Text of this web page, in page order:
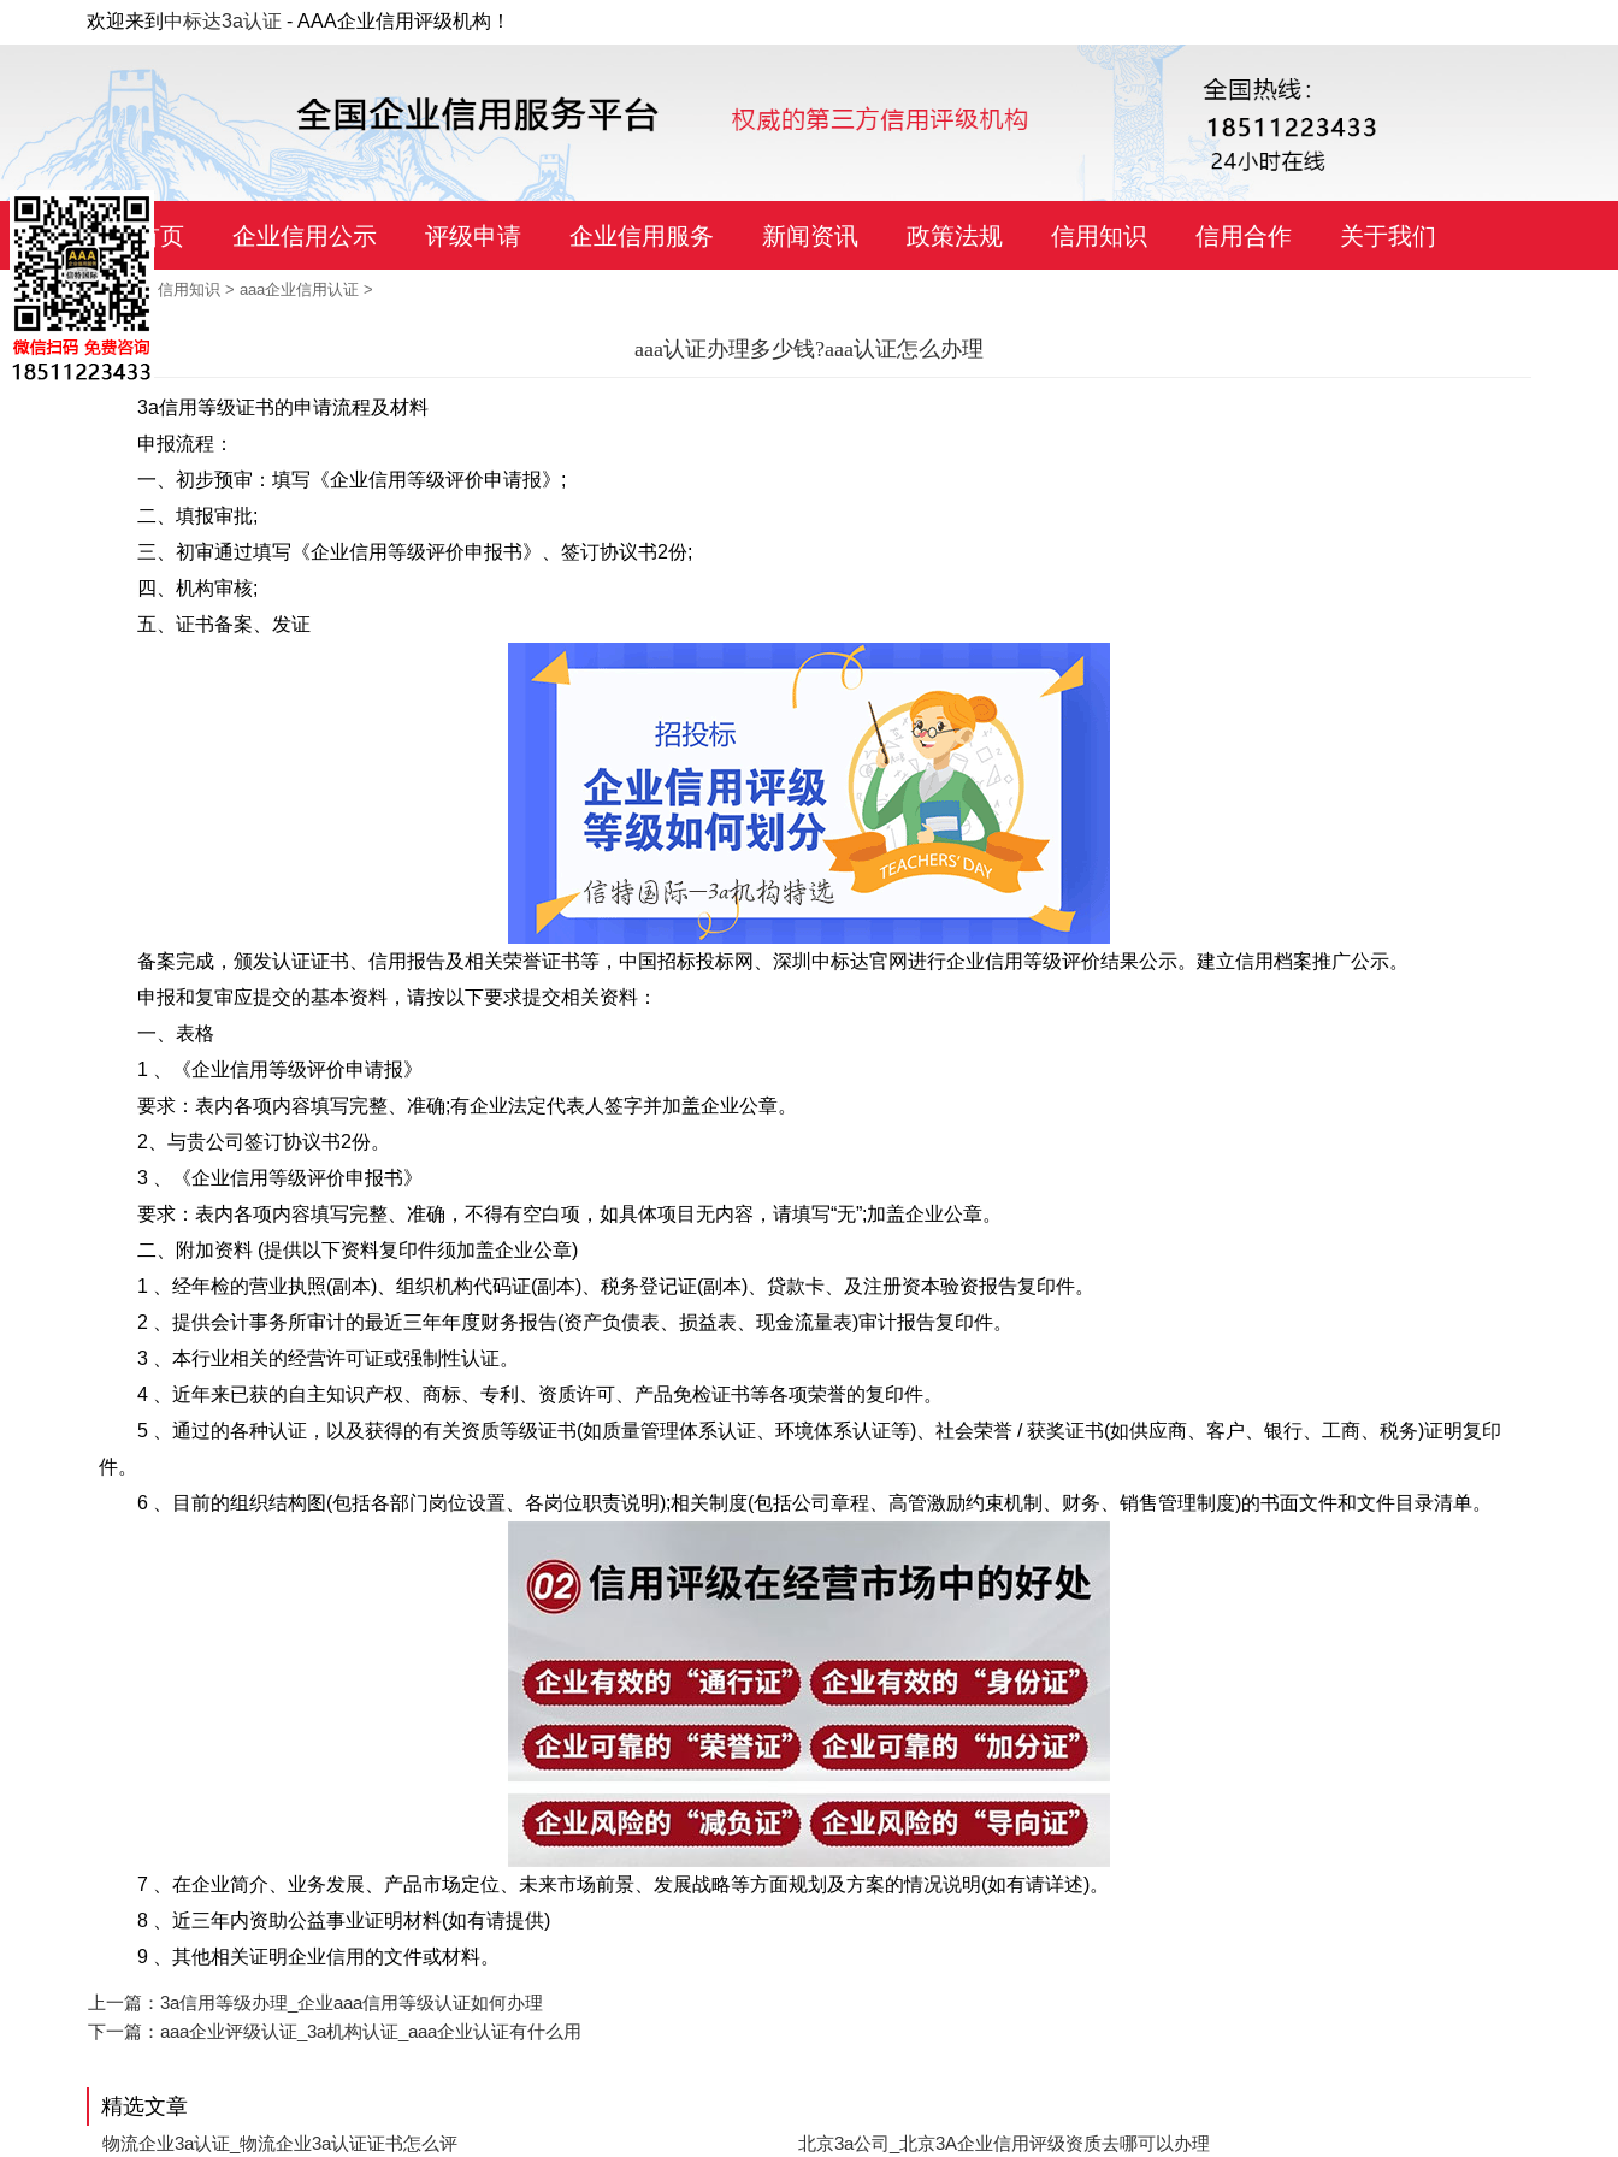
欢迎来到 中标达3a认证 - AAA企业信用评级机构！
首页 企业信用公示 评级申请 企业信用服务 新闻资讯 政策法规 信用知识 信用合作 关于我们
当前位置：首页> 信用知识 > aaa企业信用认证 >
aaa认证办理多少钱?aaa认证怎么办理
3a信用等级证书的申请流程及材料
申报流程：
一、初步预审：填写《企业信用等级评价申请报》;
二、填报审批;
三、初审通过填写《企业信用等级评价申报书》、签订协议书2份;
四、机构审核;
五、证书备案、发证
备案完成，颁发认证证书、信用报告及相关荣誉证书等，中国招标投标网、深圳中标达官网进行企业信用等级评价结果公示。建立信用档案推广公示。
申报和复审应提交的基本资料，请按以下要求提交相关资料：
一、表格
1 、《企业信用等级评价申请报》
要求：表内各项内容填写完整、准确;有企业法定代表人签字并加盖企业公章。
2、与贵公司签订协议书2份。
3 、《企业信用等级评价申报书》
要求：表内各项内容填写完整、准确，不得有空白项，如具体项目无内容，请填写“无”;加盖企业公章。
二、附加资料 (提供以下资料复印件须加盖企业公章)
1 、经年检的营业执照(副本)、组织机构代码证(副本)、税务登记证(副本)、贷款卡、及注册资本验资报告复印件。
2 、提供会计事务所审计的最近三年年度财务报告(资产负债表、损益表、现金流量表)审计报告复印件。
3 、本行业相关的经营许可证或强制性认证。
4 、近年来已获的自主知识产权、商标、专利、资质许可、产品免检证书等各项荣誉的复印件。
5 、通过的各种认证，以及获得的有关资质等级证书(如质量管理体系认证、环境体系认证等)、社会荣誉 / 获奖证书(如供应商、客户、银行、工商、税务)证明复印
件。
6 、目前的组织结构图(包括各部门岗位设置、各岗位职责说明);相关制度(包括公司章程、高管激励约束机制、财务、销售管理制度)的书面文件和文件目录清单。
7 、在企业简介、业务发展、产品市场定位、未来市场前景、发展战略等方面规划及方案的情况说明(如有请详述)。
8 、近三年内资助公益事业证明材料(如有请提供)
9 、其他相关证明企业信用的文件或材料。
上一篇： 3a信用等级办理_企业aaa信用等级认证如何办理
下一篇： aaa企业评级认证_3a机构认证_aaa企业认证有什么用
精选文章
物流企业3a认证_物流企业3a认证证书怎么评 北京3a公司_北京3A企业信用评级资质去哪可以办理